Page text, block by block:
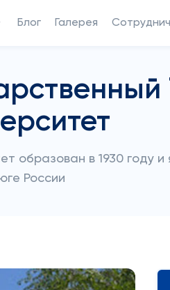
Блог Галерея
образован в 1930 году
России